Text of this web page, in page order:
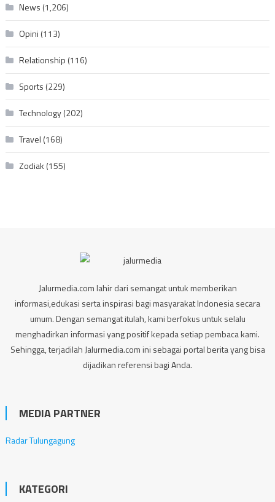
News (1,206)
Opini (113)
Relationship (116)
Sports (229)
Technology(202)
Travel (168)
Zodiak (155)
Jalurmedia.com lahir dari semangat untuk memberikan
informasi,edukasi serta inspirasi bagi masyarakat Indonesia secara
umum. Dengan semangat itulah, kami berfokus untuk selalu
menghadirkan informasi yang positif kepada setiap pembaca kami.
Sehingga, terjadilah Jalurmedia.com ini sebagai portal berita yang bisa
dijadikan referensi bagi Anda.
MEDIA PARTNER
Radar Tulungagung
KATEGORI